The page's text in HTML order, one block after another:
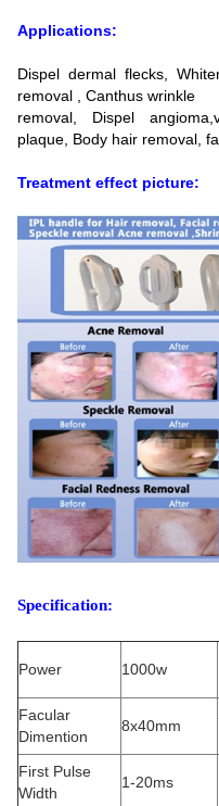
Applications:
Dispel dermal flecks,
removal , Canthus wrinkle
removal, Dispel
plaque, Body hair removal,
Treatment effect picture:
Specification:
Power 1000w
Facular
Dimention
8x40mm
First Pulse
Width
1-20ms